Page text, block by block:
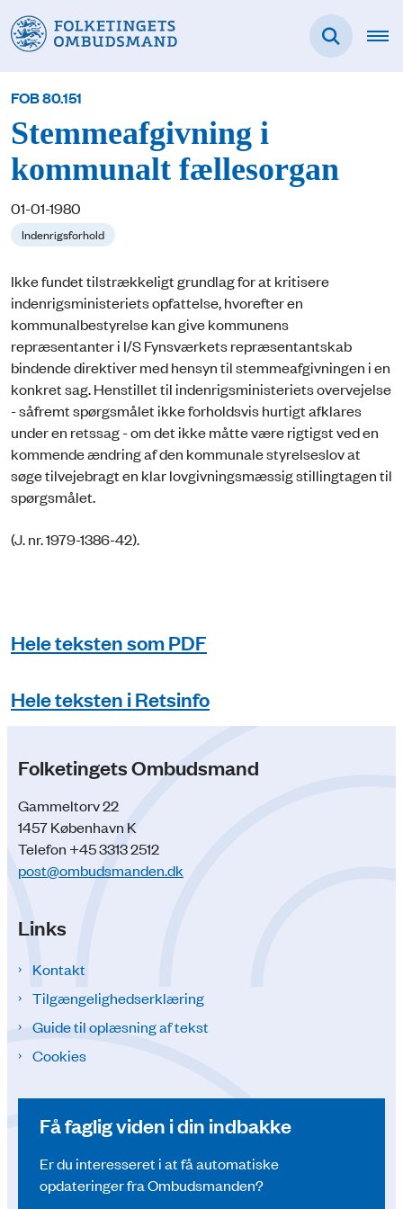
FOB 80.151
Stemmeafgivning i
kommunalt fællesorgan
01-01-1980
Indenrigsforhold
Ikke fundet tilstrækkeligt grundlag for at kritisere
indenrigsministeriets opfattelse, hvorefter en
kommunalbestyrelse kan give kommunens
repræsentanter i I/S Fynsværkets repræsentantskab
bindende direktiver med hensyn til stemmeafgivningen i en
konkret sag. Henstillet til indenrigsministeriets overvejelse
- såfremt spørgsmålet ikke forholdsvis hurtigt afklares
under en retssag - om det ikke måtte være rigtigst ved en
kommende ændring af den kommunale styrelseslov at
søge tilvejebragt en klar lovgivningsmæssig stillingtagen til
spørgsmålet.
(J. nr. 1979-1386-42).
Hele teksten som PDF
Hele teksten i Retsinfo
Folketingets Ombudsmand
Gammeltorv 22
1457 København K
Telefon +45 3313 2512
post@ombudsmanden.dk
Links
Kontakt
Tilgængelighedserklæring
Guide til oplæsning af tekst
Cookies
Få faglig viden i din indbakke
Er du interesseret i at få automatiske
opdateringer fra Ombudsmanden?